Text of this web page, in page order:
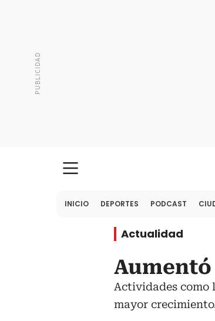
INICIO DEPORTES PODCAST
Actualidad
Actividades como
mayor